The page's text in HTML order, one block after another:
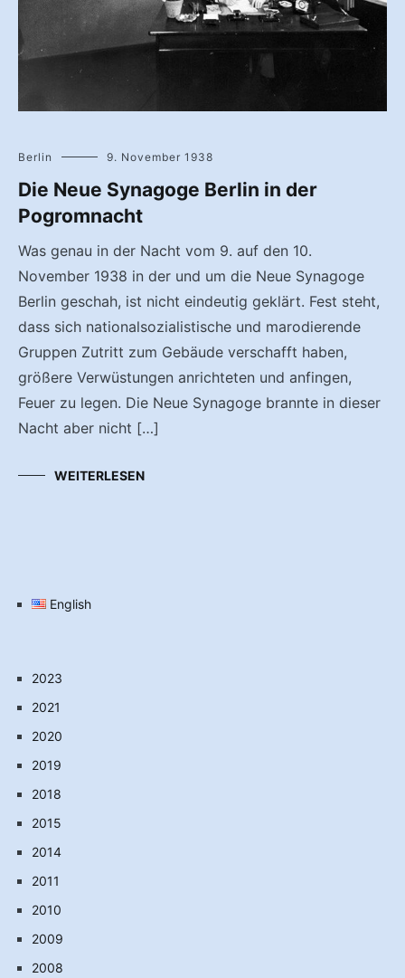
Berlin 9. November 1938
Die Neue Synagoge Berlin in der
Pogromnacht
Was genau in der Nacht vom 9. auf den 10.
November 1938 in der und um die Neue Synagoge
Berlin geschah, ist nicht eindeutig geklärt. Fest steht,
dass sich nationalsozialistische und marodierende
Gruppen Zutritt zum Gebäude verschafft haben,
größere Verwüstungen anrichteten und anfingen,
Feuer zu legen. Die Neue Synagoge brannte in dieser
Nacht aber nicht […]
WEITERLESEN
English
2023
2021
2020
2019
2018
2015
2014
2011
2010
2009
2008